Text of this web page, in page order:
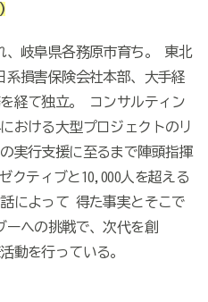
、岐阜県各務原市育ち。 東北
損害保険会社本部、大手経
経て独立。 コンサルティン
おける大型プロジェクトのリ
実行支援に至るまで陣頭指揮
クティブと10,000人を超える
によって 得た事実とそこで
への挑戦で、次代を創
動を行っている。